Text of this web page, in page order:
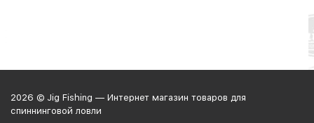
2026 © Jig Fishing — Интернет магазин товаров для
спиннинговой ловли